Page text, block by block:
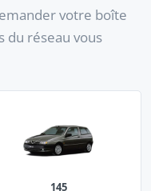
votre boîte
du réseau vous
145